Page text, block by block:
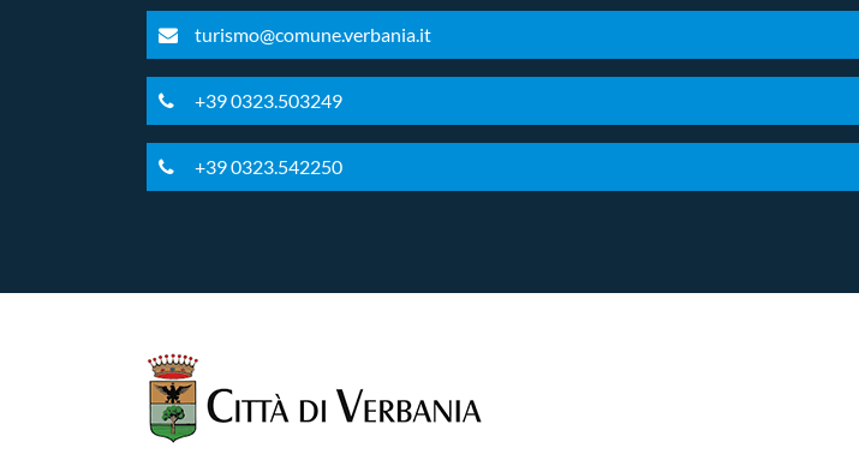
turismo@comune.verbania.it
+39 0323.503249
+39 0323.542250